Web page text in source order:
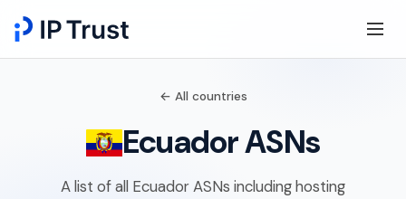
← All countries
Ecuador ASNs
A list of all Ecuador ASNs including hosting